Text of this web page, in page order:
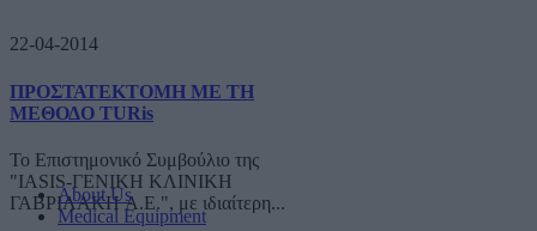
22-04-2014
ΠΡΟΣΤΑΤΕΚΤΟΜΗ ΜΕ ΤΗ
ΜΕΘΟΔΟ TURis
Το Επιστημονικό Συμβούλιο της
"IASIS-ΓΕΝΙΚΗ ΚΛΙΝΙΚΗ
ΓΑΒΡΙΛΑΚΗ A.E.", με ιδιαίτερη...
About Us
Medical Equipment